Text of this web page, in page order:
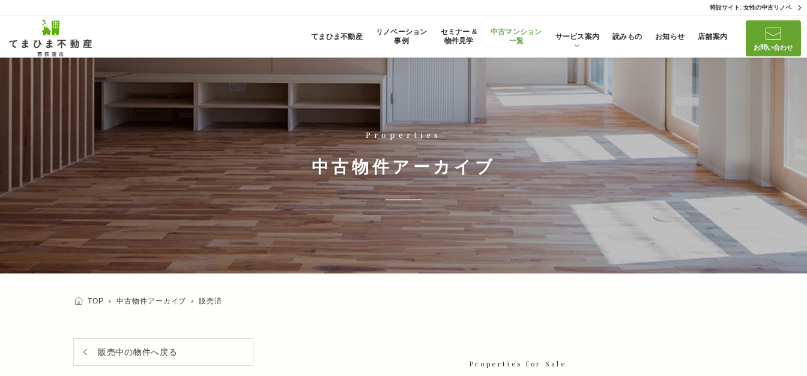
特設サイト: 女性の中古リノベ
てまひま不動産
リノベーション
事例
セミナー &
物件見学
中古マンション
一覧
サービス案内 読みもの お知らせ 店舗案内
お問い合わせ
Properties
中古物件アーカイブ
TOP › 中古物件アーカイブ › 販売済
Properties for Sale
販売中の物件へ戻る